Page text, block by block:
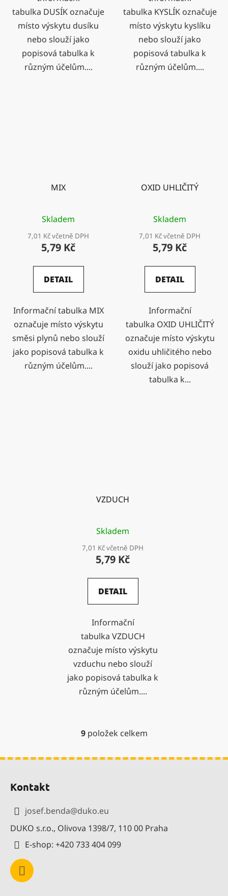
tabulka DUSÍK označuje
místo výskytu dusíku
nebo slouží jako
popisová tabulka k
různým účelům....
tabulka KYSLÍK označuje
místo výskytu kyslíku
nebo slouží jako
popisová tabulka k
různým účelům....
MIX
Skladem
7,01 Kč včetně DPH
5,79 Kč
DETAIL
Informační tabulka MIX
označuje místo výskytu
směsi plynů nebo slouží
jako popisová tabulka k
různým účelům....
OXID UHLIČITÝ
Skladem
7,01 Kč včetně DPH
5,79 Kč
DETAIL
Informační
tabulka OXID UHLIČITÝ
označuje místo výskytu
oxidu uhličitého nebo
slouží jako popisová
tabulka k...
VZDUCH
Skladem
7,01 Kč včetně DPH
5,79 Kč
DETAIL
Informační
tabulka VZDUCH
označuje místo výskytu
vzduchu nebo slouží
jako popisová tabulka k
různým účelům....
O
l
p
r
v
9položek celkem
Kontakt
josef.benda@duko.eu
DUKO s.r.o., Olivova 1398/7, 110 00 Praha
E-shop: +420 733 404 099